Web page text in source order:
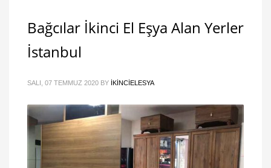
Bağcılar İkinci El Eşya Alan Yerler
İstanbul
SALI, 07 TEMMUZ 2020 BY IKINCIELESYA